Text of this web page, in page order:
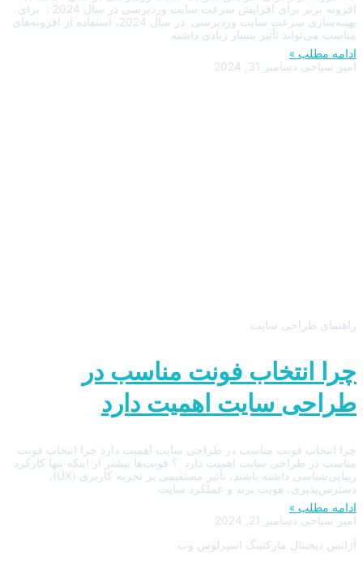
افزونه برتر برای افزایش سرعت سایت وردپرسی در سال 2024 : برای
بهینه‌سازی سرعت سایت وردپرسی در سال 2024، استفاده از افزونه‌های
مناسب می‌تواند تأثیر بسیار زیادی داشته
ادامه مطلب »
امیر سیاحی دسامبر 31, 2024
راهنمای طراحی سایت
چرا انتخاب فونت مناسب در
طراحی سایت اهمیت دارد
چرا انتخاب فونت مناسب در طراحی سایت اهمیت دارد چرا انتخاب فونت
مناسب در طراحی سایت اهمیت دارد ؟ فونت‌ها بیشتر از اینکه تنها کارکرد
زیبایی‌شناسی داشته باشند، تأثیر مستقیمی بر تجربه کاربری (UX)،
دسترس‌پذیری، هویت برند و عملکرد سایت
ادامه مطلب »
امیر سیاحی دسامبر 21, 2024
آژانس دیجیتال مارکتینگ اسپرلوس وب